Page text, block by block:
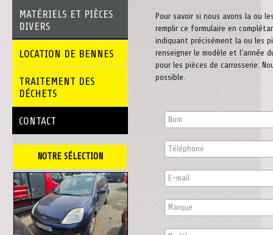
MATÉRIELS ET PIÈCES
DIVERS
LOCATION DE BENNES
TRAITEMENT DES
DÉCHETS
CONTACT
NOTRE SÉLECTION
Pour savoir si nous avons la ou
remplir ce formulaire en
indiquant précisément la ou les
renseigner le modèle et l'année
pour les pièces de carrosserie.
possible.